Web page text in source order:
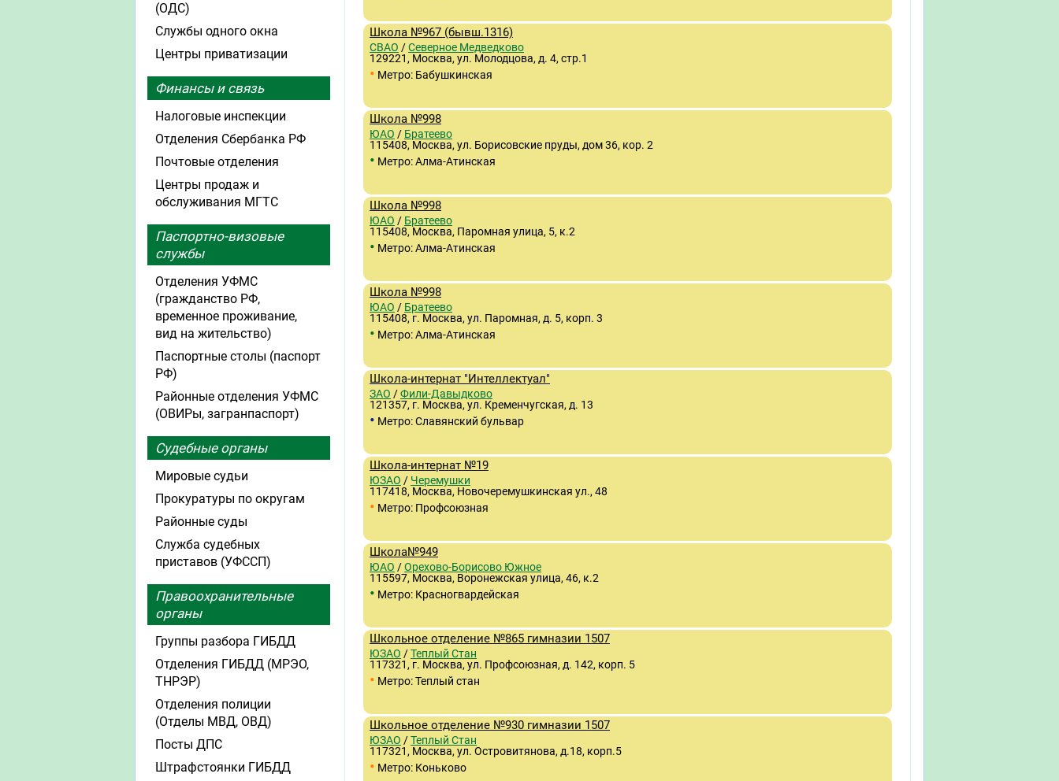
Школа №967 (бывш.1316)
СВАО /Северное Медведково
129221, Москва, ул. Молодцова, д. 4, стр.1
• Метро: Бабушкинская
Школа №998
ЮАО / Братеево
115408, Москва, ул. Борисовские пруды, дом 36, кор. 2
• Метро: Алма-Атинская
Школа №998
ЮАО / Братеево
115408, Москва, Паромная улица, 5, к.2
• Метро: Алма-Атинская
Школа №998
ЮАО / Братеево
115408, г. Москва, ул. Паромная, д. 5, корп. 3
• Метро: Алма-Атинская
Школа-интернат "Интеллектуал"
ЗАО /Фили-Давыдково
121357, г. Москва, ул. Кременчугская, д. 13
• Метро: Славянский бульвар
Школа-интернат №19
ЮЗАО / Черемушки
117418, Москва, Новочеремушкинская ул., 48
• Метро: Профсоюзная
Школа№949
ЮАО /Орехово-Борисово Южное
115597, Москва, Воронежская улица, 46, к.2
• Метро: Красногвардейская
Школьное отделение №865 гимназии 1507
ЮЗАО /Теплый Стан
117321, г. Москва, ул. Профсоюзная, д. 142, корп. 5
• Метро: Теплый стан
Школьное отделение №930 гимназии 1507
ЮЗАО /Теплый Стан
117321, Москва, ул. Островитянова, д.18, корп.5
• Метро: Коньково
(ОДС)
Службы одного окна
Центры приватизации
Финансы и связь
Налоговые инспекции
Отделения Сбербанка РФ
Почтовые отделения
Центры продаж и
обслуживания МГТС
Паспортно-визовые
службы
Отделения УФМС
(гражданство РФ,
временное проживание,
вид на жительство)
Паспортные столы (паспорт
РФ)
Районные отделения УФМС
(ОВИРы, загранпаспорт)
Судебные органы
Мировые судьи
Прокуратуры по округам
Районные суды
Служба судебных
приставов (УФССП)
Правоохранительные
органы
Группы разбора ГИБДД
Отделения ГИБДД (МРЭО,
ТНРЭР)
Отделения полиции
(Отделы МВД, ОВД)
Посты ДПС
Штрафстоянки ГИБДД